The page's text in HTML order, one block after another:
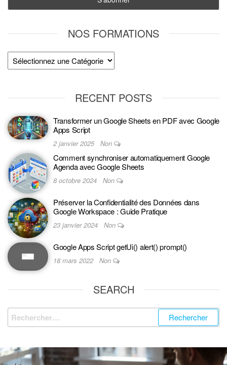
NOS FORMATIONS
RECENT POSTS
Transformer un Google Sheets en PDF avec Google
Apps Script
2 janvier 2025 Non
Comment synchroniser automatiquement Google
Agenda avec Google Sheets
8 octobre 2024 Non
Préserver la Confidentialité des Données dans
Google Workspace : Guide Pratique
23 janvier 2024 Non
Google Apps Script getUi() alert() prompt()
18 mars 2022 Non
SEARCH